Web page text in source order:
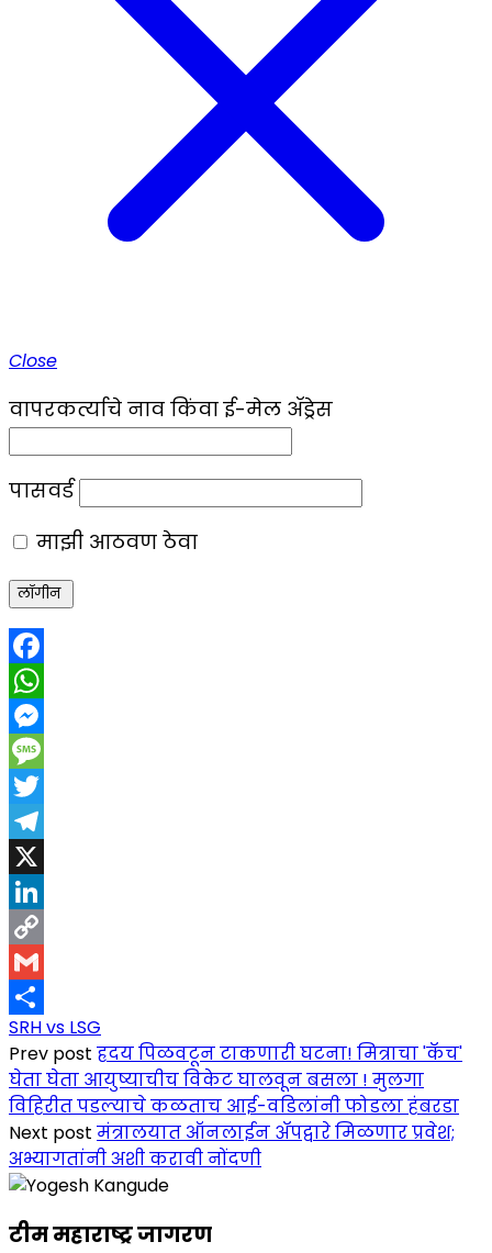
Close
वापरकर्त्याचे नाव किंवा ई-मेल ॲड्रेस
पासवर्ड
माझी आठवण ठेवा
Facebook
WhatsApp
Messenger
Message
Twitter
Telegram
X
LinkedIn
Copy
Link
Gmail
Share
SRH vs LSG
Prev post ह्रदय पिळवटून टाकणारी घटना! मित्राचा 'कॅच'
घेता घेता आयुष्याचीच विकेट घालवून बसला ! मुलगा
विहिरीत पडल्याचे कळताच आई-वडिलांनी फोडला हंबरडा
Next post मंत्रालयात ऑनलाईन ॲपद्वारे मिळणार प्रवेश;
अभ्यागतांनी अशी करावी नोंदणी
टीम महाराष्ट्र जागरण